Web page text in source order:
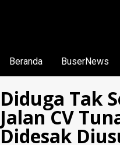
Beranda BuserNews
Diduga Tak
Jalan CV
Didesak